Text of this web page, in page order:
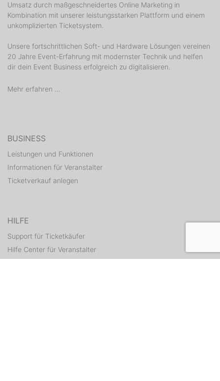
Umsatz durch maßgeschneidertes Online Marketing in
Kombination mit unserer leistungsstarken Plattform und einem
unkomplizierten Ticketsystem.
Unsere fortschrittlichen Soft- und Hardware Lösungen vereinen
20 Jahre Event-Erfahrung mit modernster Technik und helfen
dir dein Event Business erfolgreich zu digitalisieren.
Mehr erfahren ...
BUSINESS
Leistungen und Funktionen
Informationen für Veranstalter
Ticketverkauf anlegen
HILFE
Support für Ticketkäufer
Hilfe Center für Veranstalter